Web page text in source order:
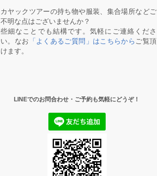
カヤックツアーの持ち物や服装、集合場所などご
不明な点はございませんか？
些細なことでも結構です。気軽にご連絡くださ
い。なお 「よくあるご質問」はこちらから ご覧頂
けます。
LINEでのお問合わせ・ご予約も気軽にどうぞ！